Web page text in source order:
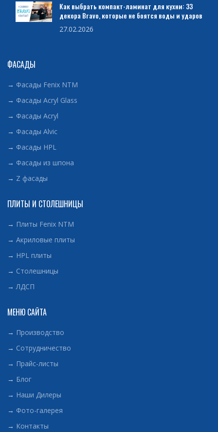
Как выбрать компакт-ламинат для кухни: 33
декора Bravo, которые не боятся воды и ударов
27.02.2026
ФАСАДЫ
→ Фасады Fenix NTM
→ Фасады Acryl Glass
→ Фасады Acryl
→ Фасады Alvic
→ Фасады HPL
→ Фасады из шпона
→ Z фасады
ПЛИТЫ И СТОЛЕШНИЦЫ
→ Плиты Fenix NTM
→ Акриловые плиты
→ HPL плиты
→ Столешницы
→ ЛДСП
МЕНЮ САЙТА
→ Производство
→ Сотрудничество
→ Прайс-листы
→ Блог
→ Наши Дилеры
→ Фото-галерея
→ Контакты